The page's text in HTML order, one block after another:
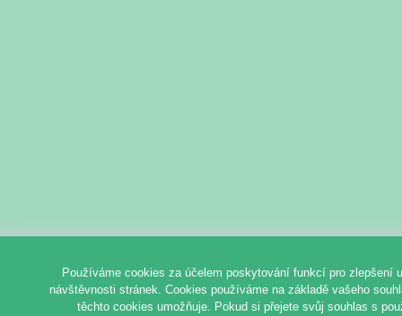
Používáme cookies za účelem poskytování funkcí pro zlepšení
návštěvnosti stránek. Cookies používáme na základě vašeho
těchto cookies umožňuje. Pokud si přejete svůj souhlas s